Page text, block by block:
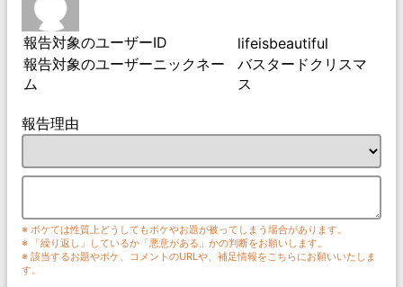
報告対象のユーザーID
lifeisbeautiful
報告対象のユーザーニックネー
ム
バスタードクリスマ
ス
報告理由
※ ボケては性質上どうしてもボケやお題が被ってしまう場合があります。
※ 「繰り返し」しているか「悪意がある」かの判断をお願いします。
※ 該当するお題やボケ、コメントのURLや、補足情報をこちらにお願いいたしま
す。